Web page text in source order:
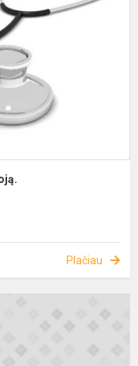
Plačiau